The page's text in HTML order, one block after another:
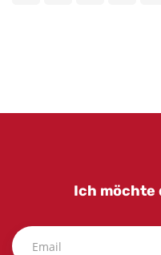
Ich möchte